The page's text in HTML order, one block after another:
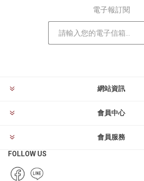
電子報訂閱
網站資訊
會員中心
會員服務
FOLLOW US